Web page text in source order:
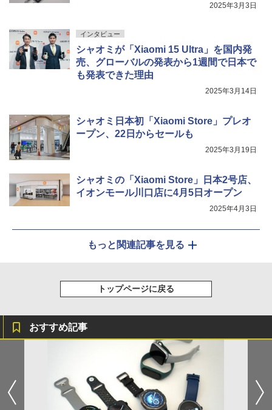
2025年3月3日
インタビュー
シャオミが「Xiaomi 15 Ultra」を国内発
売、グローバルの発表から1週間で日本で
も発表できた理由
2025年3月14日
シャオミ日本初「Xiaomi Store」プレオ
ープン、22日からセールも
2025年3月19日
シャオミの「Xiaomi Store」日本2号店、
イオンモール川口店に4月5日オープン
2025年4月3日
もっと関連記事を見る
トップページに戻る
おすすめ記事